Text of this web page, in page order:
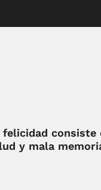
felicidad consiste
y mala